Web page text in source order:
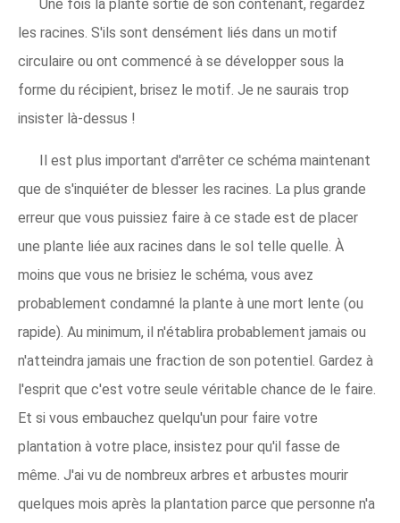
Une fois la plante sortie de son contenant, regardez
les racines. S'ils sont densément liés dans un motif
circulaire ou ont commencé à se développer sous la
forme du récipient, brisez le motif. Je ne saurais trop
insister là-dessus !
Il est plus important d'arrêter ce schéma maintenant
que de s'inquiéter de blesser les racines. La plus grande
erreur que vous puissiez faire à ce stade est de placer
une plante liée aux racines dans le sol telle quelle. À
moins que vous ne brisiez le schéma, vous avez
probablement condamné la plante à une mort lente (ou
rapide). Au minimum, il n'établira probablement jamais ou
n'atteindra jamais une fraction de son potentiel. Gardez à
l'esprit que c'est votre seule véritable chance de le faire.
Et si vous embauchez quelqu'un pour faire votre
plantation à votre place, insistez pour qu'il fasse de
même. J'ai vu de nombreux arbres et arbustes mourir
quelques mois après la plantation parce que personne n'a